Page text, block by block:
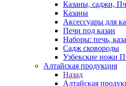
Казаны, саджи,
Казаны
Аксессуары для
Печи под казан
Наборы: печь,
Садж сковороды
Узбекские ножи
Алтайская продукция
Назад
Алтайская